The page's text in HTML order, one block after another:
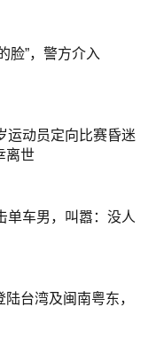
脸”，警方介入
运动员定向比赛昏迷
离世
单车男，叫嚣：没人
台湾及闽南粤东，